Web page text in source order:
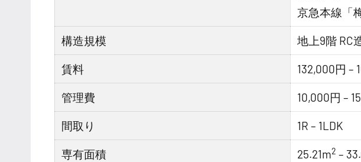
京急本線「
構造規模 地上9階 RC
賃料 132,000円 –
管理費 10,000円 –
間取り 1R – 1LDK
専有面積 25.21m2 –